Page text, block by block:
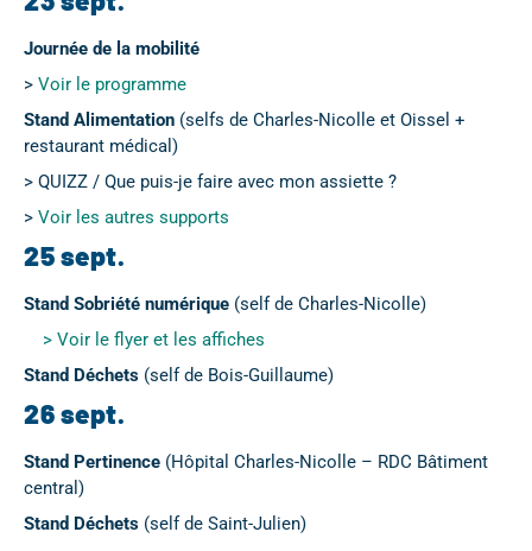
Journée de la mobilité
> Voir le programme
Stand Alimentation (selfs de Charles-Nicolle et Oissel +
restaurant médical)
> QUIZZ / Que puis-je faire avec mon assiette ?
> Voir les autres supports
25 sept.
Stand Sobriété numérique (self de Charles-Nicolle)
> Voir le flyer et les affiches
Stand Déchets (self de Bois-Guillaume)
26 sept.
Stand Pertinence (Hôpital Charles-Nicolle – RDC Bâtiment
central)
Stand Déchets (self de Saint-Julien)